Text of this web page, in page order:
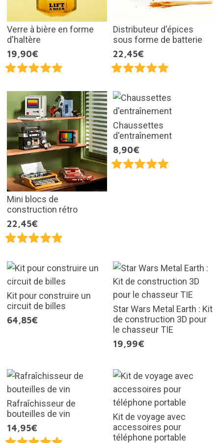
Verre à bière en forme
d'haltère
19,90€
Distributeur d'épices
sous forme de batterie
22,45€
Mini blocs de
construction rétro
22,45€
Chaussettes
d'entraînement
8,90€
Kit pour construire un
circuit de billes
64,85€
Star Wars Metal Earth : Kit
de construction 3D pour
le chasseur TIE
19,99€
Rafraîchisseur de
bouteilles de vin
14,95€
Kit de voyage avec
accessoires pour
téléphone portable